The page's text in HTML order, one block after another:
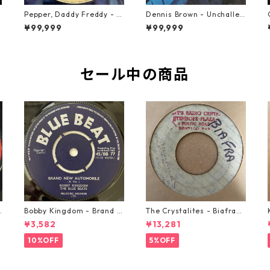
Pepper, Daddy Freddy - Ic
kie Fashion【12-50044】
¥99,999
Dennis Brown - Unchallen
ged【LP-70046】
¥99,999
セール中の商品
Bobby Kingdom - Brand N
ew Automobile【7-2088
9】
¥3,582
10%OFF
The Crystalites - Biafra
【7-21293】
¥13,281
5%OFF